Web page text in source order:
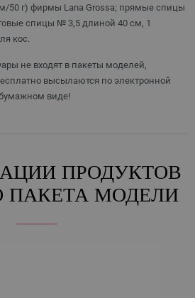
м/50 г) фирмы Lana Grossa; прямые спицы
спицы № 3,5 длиной 40 см, 1
кос.
не входят в пакеты моделей,
высылаются по электронной
виде!
ПРОДУКТОВ
ПАКЕТА МОДЕЛИ